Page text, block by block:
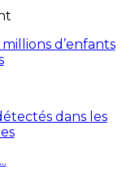
d’enfants
dans les